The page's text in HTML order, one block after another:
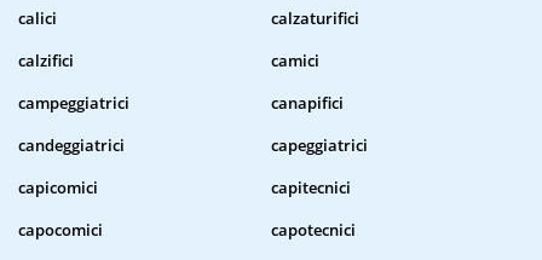
calici
calzaturifici
calzifici
camici
campeggiatrici
canapifici
candeggiatrici
capeggiatrici
capicomici
capitecnici
capocomici
capotecnici